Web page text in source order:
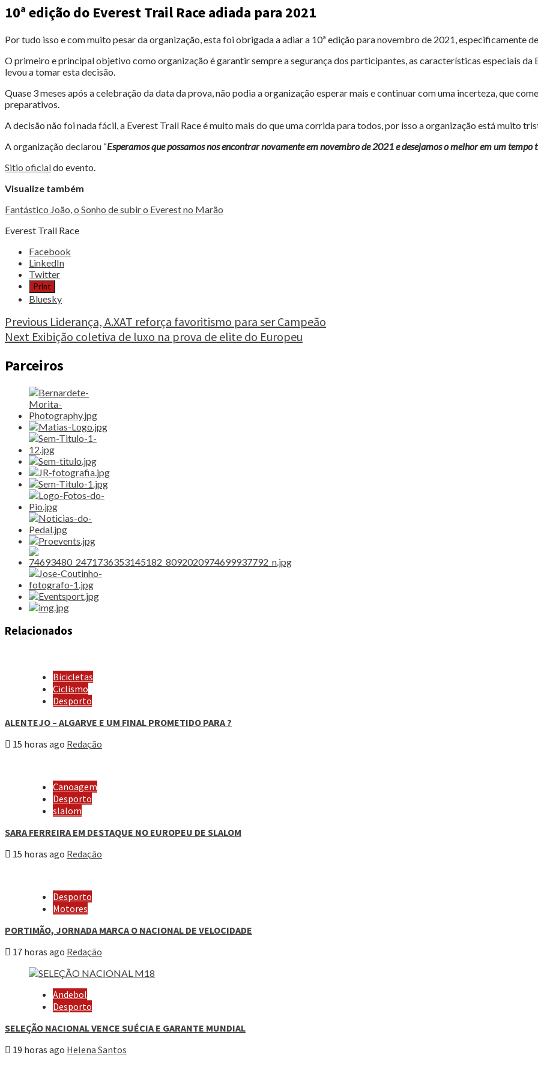
10ª edição do Everest Trail Race adiada para 2021
Por tudo isso e com muito pesar da organização, esta foi obrigada a adiar a 10ª edição para novembro de 2021, especificamente
O primeiro e principal objetivo como organização é garantir sempre a segurança dos participantes, as características especiais da
levou a tomar esta decisão.
Quase 3 meses após a celebração da data da prova, não podia a organização esperar mais e continuar com uma incerteza, que
preparativos.
A decisão não foi nada fácil, a Everest Trail Race é muito mais do que uma corrida para todos, por isso a organização está muito
A organização declarou “Esperamos que possamos nos encontrar novamente em novembro de 2021 e desejamos o melhor em um
Sitio oficialdo evento.
Visualize também
Fantástico João, o Sonho de subir o Everest no Marão
Everest Trail Race
Share
post
"Everest
Trail
adia
10ª
edição"
Facebook
LinkedIn
Twitter
Print
Bluesky
Continue
Reading
Previous Liderança, A.XAT reforça favoritismo para ser Campeão
Next Exibição coletiva de luxo na prova de elite do Europeu
Parceiros
Relacionados
Bicicletas
Ciclismo
Desporto
ALENTEJO – ALGARVE E UM FINAL PROMETIDO PARA ?
15 horas ago Redação
Canoagem
Desporto
slalom
SARA FERREIRA EM DESTAQUE NO EUROPEU DE SLALOM
15 horas ago Redação
Desporto
Motores
PORTIMÃO, JORNADA MARCA O NACIONAL DE VELOCIDADE
17 horas ago Redação
Andebol
Desporto
SELEÇÃO NACIONAL VENCE SUÉCIA E GARANTE MUNDIAL
19 horas ago Helena Santos